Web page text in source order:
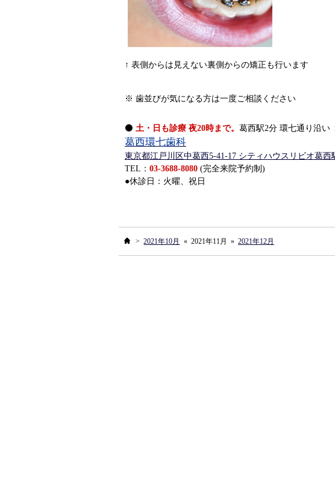
↑ 表側からは見えない裏側からの矯正も行います
※ 歯並びが気になる方は一度ご相談ください
⚫ 土・日も診療 夜20時まで。 葛西駅2分 環七通り沿い
葛西環七歯科
東京都江戸川区中葛西5-41-17 シティハウスリビオ葛西
TEL： 03-3688-8080 (完全来院予約制)
●休診日：火曜、祝日
ホーム
> 2021年10月 « 2021年11月 » 2021年12月